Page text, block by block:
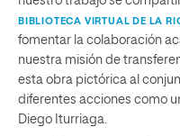
BIBLIOTECA VIRTUAL DE LA
fomentar la colaboración
nuestra misión de
esta obra pictórica al
diferentes acciones como
Diego Iturriaga.